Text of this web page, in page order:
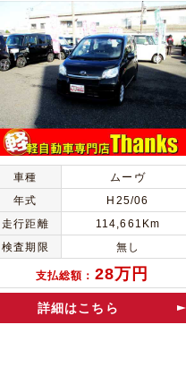
車種
ムーヴ
年式
H25/06
走行距離
114,661Km
検査期限
無し
支払総額： 28万円
詳細はこちら